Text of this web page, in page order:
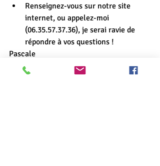
Renseignez-vous sur notre site
internet, ou appelez-moi
(06.35.57.37.36), je serai ravie de
répondre à vos questions !
Pascale
Recette 😋Autre